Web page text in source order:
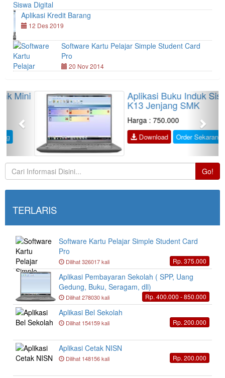
Aplikasi Kredit Barang
12 Des 2019
Software Kartu Pelajar Simple Student Card
Pro
20 Nov 2014
Aplikasi Buku Induk Siswa
K13 Jenjang SMK
Harga : 750.000
Download Order Sekarang
Previous Next
Go!
TERLARIS
Software Kartu Pelajar Simple Student Card
Pro
Dilihat 326017 kali Rp. 375.000
Aplikasi Pembayaran Sekolah ( SPP, Uang
Gedung, Buku, Seragam, dll)
Dilihat 278030 kali Rp. 400.000 - 850.000
Aplikasi Bel Sekolah
Dilihat 154159 kali Rp. 200.000
Aplikasi Cetak NISN
Dilihat 148156 kali Rp. 200.000